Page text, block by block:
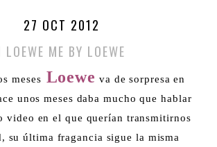
27 OCT 2012
LOEWE ME BY LOEWE
meses Loewe va de sorpresa en
unos meses daba mucho que hablar
video en el que querían transmitirnos
su última fragancia sigue la misma